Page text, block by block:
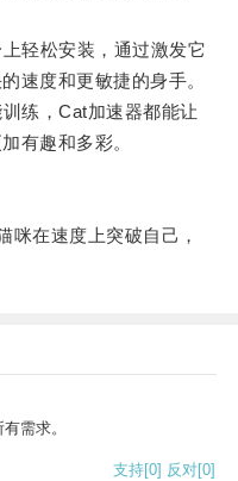
轻松安装，通过激发它
速度和更敏捷的身手。
练，Cat加速器都能让
有趣和多彩。
在速度上突破自己，
需求。
支持[0] 反对[0]